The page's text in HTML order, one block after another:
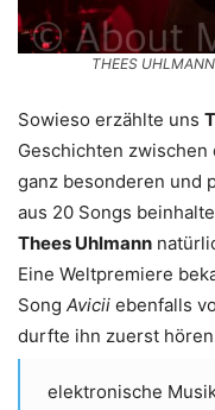
THEES
Sowieso erzählte uns
Geschichten zwischen
ganz besonderen und
aus 20 Songs
Thees Uhlmann
Eine Weltpremiere
Song Avicii ebenfalls
durfte ihn zuerst
elektronische